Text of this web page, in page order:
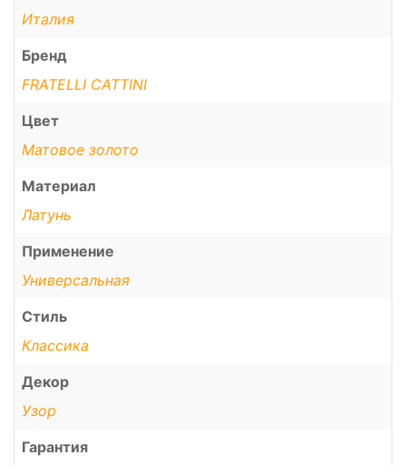
Италия
Бренд
FRATELLI CATTINI
Цвет
Матовое золото
Материал
Латунь
Применение
Универсальная
Стиль
Классика
Декор
Узор
Гарантия